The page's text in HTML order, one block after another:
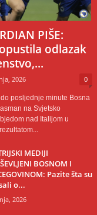
PIŠE:
odlazak
2026 0
posljednje minute Bosna
na Svjetsko
nad Italijom u
MEDIJI
BOSNOM I
Pazite šta su
o...
2026